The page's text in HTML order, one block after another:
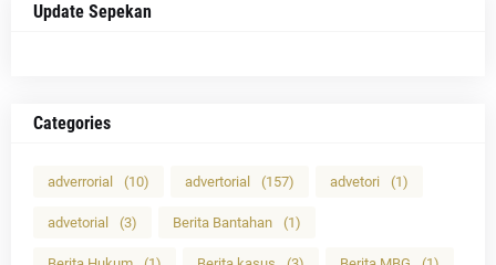
Update Sepekan
Categories
adverrorial (10) advertorial (157) advetori (1)
advetorial (3) Berita Bantahan (1)